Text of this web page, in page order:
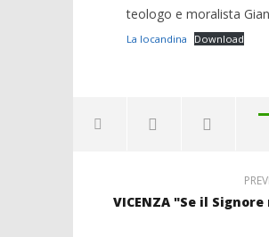
teologo e moralista
La locandina Download
VICENZA "Se il